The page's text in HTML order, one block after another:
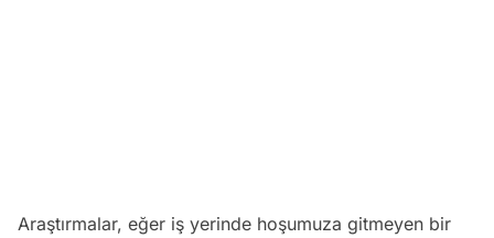
Araştırmalar, eğer iş yerinde hoşumuza gitmeyen bir